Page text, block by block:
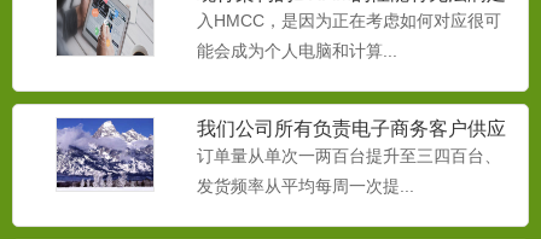
处理器的需要
入HMCC，是因为正在考虑如何对应很可
能会成为个人电脑和计算...
我们公司所有负责电子商务客户供应
链的同事
订单量从单次一两百台提升至三四百台、
发货频率从平均每周一次提...